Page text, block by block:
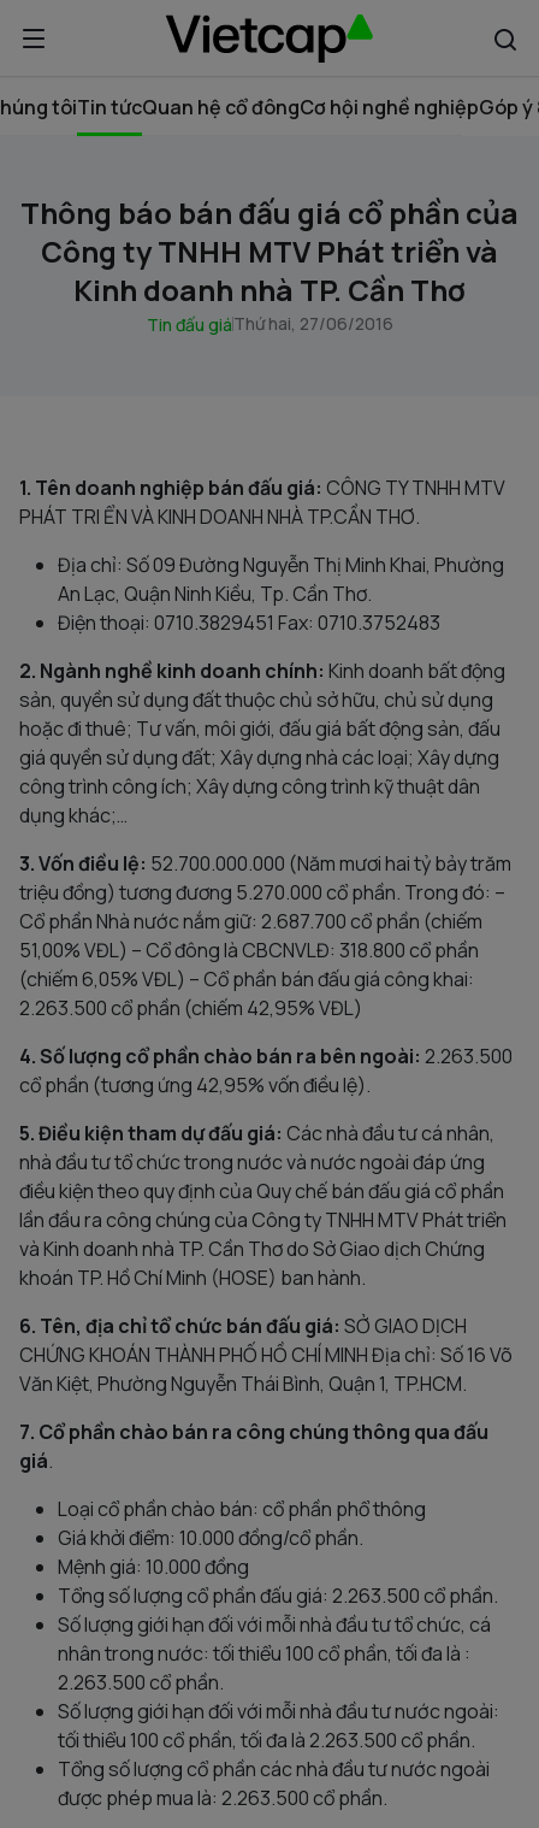
tôiTin tứcQuan hệ cổ đôngCơ hội nghề nghiệpGóp ý
Thông báo bán đấu giá cổ phần của
Công ty TNHH MTV Phát triển và
Kinh doanh nhà TP. Cần Thơ
Tin đấu giáThứ hai, 27/06/2016
1. Tên doanh nghiệp bán đấu giá: CÔNG TY TNHH MTV
PHÁT TRI ỂN VÀ KINH DOANH NHÀ TP.CẦN THƠ.
Địa chỉ: Số 09 Đường Nguyễn Thị Minh Khai, Phường
An Lạc, Quận Ninh Kiều, Tp. Cần Thơ.
Điện thoại: 0710.3829451 Fax: 0710.3752483
2. Ngành nghề kinh doanh chính: Kinh doanh bất động
sản, quyền sử dụng đất thuộc chủ sở hữu, chủ sử dụng
hoặc đi thuê; Tư vấn, môi giới, đấu giá bất động sản, đấu
giá quyền sử dụng đất; Xây dựng nhà các loại; Xây dựng
công trình công ích; Xây dựng công trình kỹ thuật dân
dụng khác;…
3. Vốn điều lệ: 52.700.000.000 (Năm mươi hai tỷ bảy trăm
triệu đồng) tương đương 5.270.000 cổ phần. Trong đó: –
Cổ phần Nhà nước nắm giữ: 2.687.700 cổ phần (chiếm
51,00% VĐL) – Cổ đông là CBCNVLĐ: 318.800 cổ phần
(chiếm 6,05% VĐL) – Cổ phần bán đấu giá công khai:
2.263.500 cổ phần (chiếm 42,95% VĐL)
4. Số lượng cổ phần chào bán ra bên ngoài: 2.263.500
cổ phần (tương ứng 42,95% vốn điều lệ).
5. Điều kiện tham dự đấu giá: Các nhà đầu tư cá nhân,
nhà đầu tư tổ chức trong nước và nước ngoài đáp ứng
điều kiện theo quy định của Quy chế bán đấu giá cổ phần
lần đầu ra công chúng của Công ty TNHH MTV Phát triển
và Kinh doanh nhà TP. Cần Thơ do Sở Giao dịch Chứng
khoán TP. Hồ Chí Minh (HOSE) ban hành.
6. Tên, địa chỉ tổ chức bán đấu giá: SỞ GIAO DỊCH
CHỨNG KHOÁN THÀNH PHỐ HỒ CHÍ MINH Địa chỉ: Số 16 Võ
Văn Kiệt, Phường Nguyễn Thái Bình, Quận 1, TP.HCM.
7. Cổ phần chào bán ra công chúng thông qua đấu
giá.
Loại cổ phần chào bán: cổ phần phổ thông
Giá khởi điểm: 10.000 đồng/cổ phần.
Mệnh giá: 10.000 đồng
Tổng số lượng cổ phần đấu giá: 2.263.500 cổ phần.
Số lượng giới hạn đối với mỗi nhà đầu tư tổ chức, cá
nhân trong nước: tối thiểu 100 cổ phần, tối đa là :
2.263.500 cổ phần.
Số lượng giới hạn đối với mỗi nhà đầu tư nước ngoài:
tối thiểu 100 cổ phần, tối đa là 2.263.500 cổ phần.
Tổng số lượng cổ phần các nhà đầu tư nước ngoài
được phép mua là: 2.263.500 cổ phần.